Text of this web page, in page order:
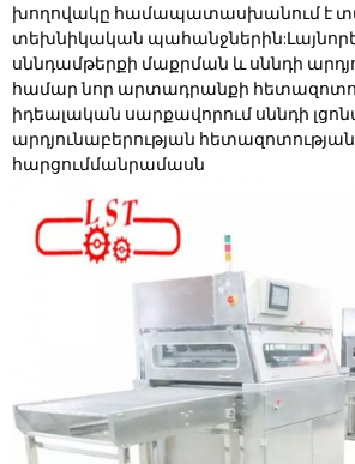
խողովակը համապատասխանում է
տեխնիկական
սննդամթերքի մաքրման և սննդի
համար նոր արտադրանքի
իդեալական սարքավորում սննդի
արդյունաբերության
հարցումմանրամասն